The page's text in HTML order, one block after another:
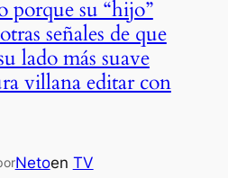
porque su “hijo”
señales de que
lado más suave
villana editar con
Netoen TV